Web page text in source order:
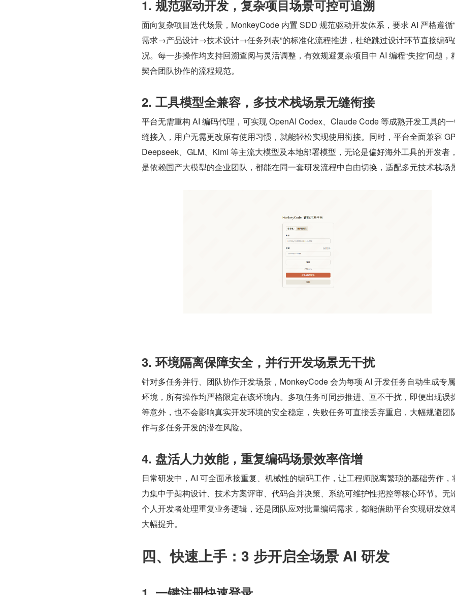
1. 规范驱动开发，复杂项目场景可控可追溯
面向复杂项目迭代场景，MonkeyCode 内置 SDD 规范驱动开发体系，要求 AI 严格遵循
需求→产品设计→技术设计→任务列表”的标准化流程推进，杜绝跳过设计环节直接编码
况。每一步操作均支持回溯查阅与灵活调整，有效规避复杂项目中 AI 编程“失控”问题，
契合团队协作的流程规范。
2. 工具模型全兼容，多技术栈场景无缝衔接
平台无需重构 AI 编码代理，可实现 OpenAI Codex、Claude Code 等成熟开发工具的
缝接入，用户无需更改原有使用习惯，就能轻松实现使用衔接。同时，平台全面兼容
Deepseek、GLM、Kimi 等主流大模型及本地部署模型，无论是偏好海外工具的开发者
是依赖国产大模型的企业团队，都能在同一套研发流程中自由切换，适配多元技术栈场
3. 环境隔离保障安全，并行开发场景无干扰
针对多任务并行、团队协作开发场景，MonkeyCode 会为每项 AI 开发任务自动生成专
环境，所有操作均严格限定在该环境内。多项任务可同步推进、互不干扰，即便出现误
等意外，也不会影响真实开发环境的安全稳定，失败任务可直接丢弃重启，大幅规避团
作与多任务开发的潜在风险。
4. 盘活人力效能，重复编码场景效率倍增
日常研发中，AI 可全面承接重复、机械性的编码工作，让工程师脱离繁琐的基础劳作，
力集中于架构设计、技术方案评审、代码合并决策、系统可维护性把控等核心环节。无
个人开发者处理重复业务逻辑，还是团队应对批量编码需求，都能借助平台实现研发效
大幅提升。
四、快速上手：3 步开启全场景 AI 研发